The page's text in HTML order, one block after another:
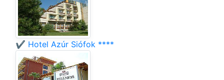
✔️ Hotel Azúr Siófok ****